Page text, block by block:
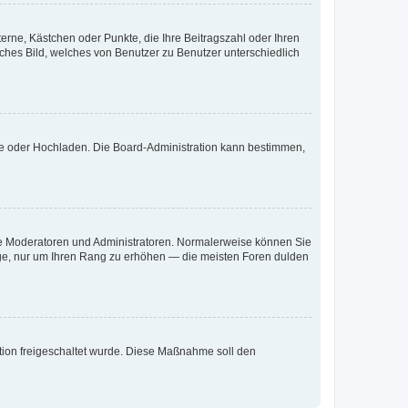
Kästchen oder Punkte, die Ihre Beitragszahl oder Ihren
Bild, welches von Benutzer zu Benutzer unterschiedlich
Hochladen. Die Board-Administration kann bestimmen,
und Administratoren. Normalerweise können Sie
nur um Ihren Rang zu erhöhen — die meisten Foren dulden
freigeschaltet wurde. Diese Maßnahme soll den